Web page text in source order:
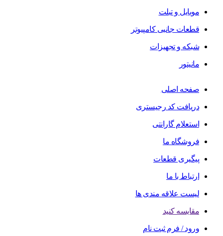
موبایل و تبلت
قطعات جانبی کامپیوتر
شبکه و تجهیزات
مانیتور
صفحه اصلی
دریافت کد رجیستری
استعلام گارانتی
فروشگاه ما
پیگیری قطعات
ارتباط با ما
لیست علاقه مندی ها
مقایسه کنید
ورود / فرم ثبت نام